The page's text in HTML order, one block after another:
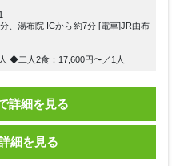
、湯布院 ICから約7分 [電車]JR由布
◆二人2食：17,600円〜／1人
詳細を見る
細を見る